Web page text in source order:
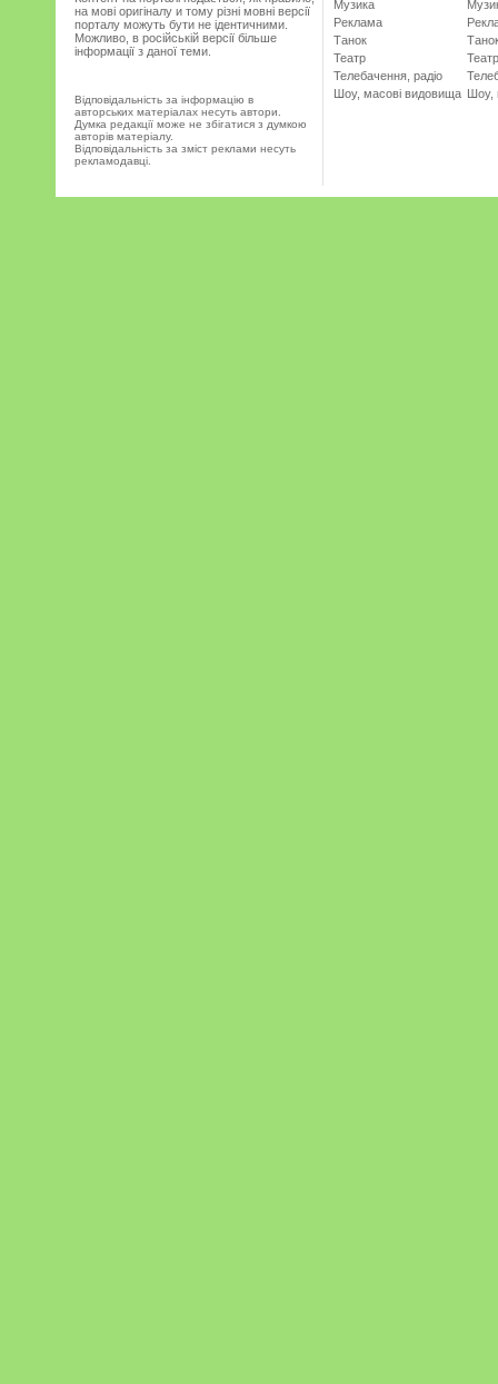
на мові оригіналу и тому різні мовні версії
порталу можуть бути не ідентичними.
Можливо, в російській версії більше
інформації з даної теми.
Відповідальність за інформацію в
авторських матеріалах несуть автори.
Думка редакції може не збігатися з думкою
авторів матеріалу.
Відповідальність за зміст реклами несуть
рекламодавці.
Музика
Реклама
Танок
Театр
Телебачення, радіо
Шоу, масові видовища
Театр
Шоу,